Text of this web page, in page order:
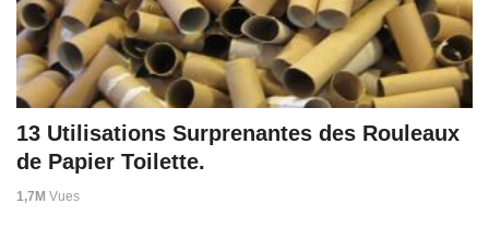
13 Utilisations Surprenantes des Rouleaux
de Papier Toilette.
1,7M Vues